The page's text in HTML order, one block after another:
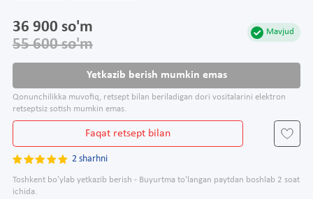
Mavjud
36 900 so'm
55 600 so'm
Yetkazib berish mumkin emas
Qonunchilikka muvofiq, retsept bilan beriladigan dori vositalarini elektron
retseptsiz sotish mumkin emas.
Faqat retsept bilan
2 sharhni
Toshkent bo'ylab yetkazib berish - Buyurtma to'langan paytdan boshlab 2 soat
ichida.